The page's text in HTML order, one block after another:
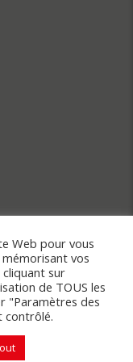
Web pour vous
vos
sur
de TOUS les
"Paramètres des
contrôlé.